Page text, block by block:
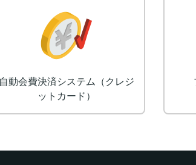
デザイン